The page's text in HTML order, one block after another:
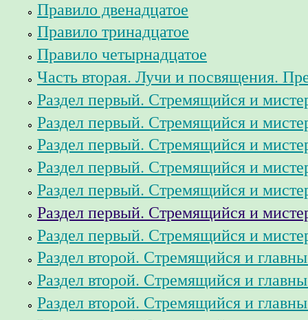
Правило двенадцатое
Правило тринадцатое
Правило четырнадцатое
Часть вторая. Лучи и посвящения.
Раздел первый. Стремящийся и
Раздел первый. Стремящийся и
Раздел первый. Стремящийся и
Раздел первый. Стремящийся и
Раздел первый. Стремящийся и
Раздел первый. Стремящийся и
Раздел первый. Стремящийся и
Раздел второй. Стремящийся и
Раздел второй. Стремящийся и
Раздел второй. Стремящийся и